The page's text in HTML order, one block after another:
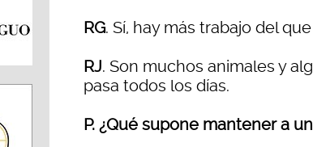
RG. Sí, hay más trabajo del
RJ. Son muchos animales y
pasa todos los días.
P. ¿Qué supone mantener a